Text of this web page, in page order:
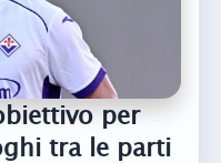
per
tra le parti